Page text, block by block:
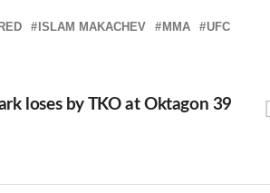
ISLAM MAKACHEV MMA
UFC
loses by TKO at Oktagon 39